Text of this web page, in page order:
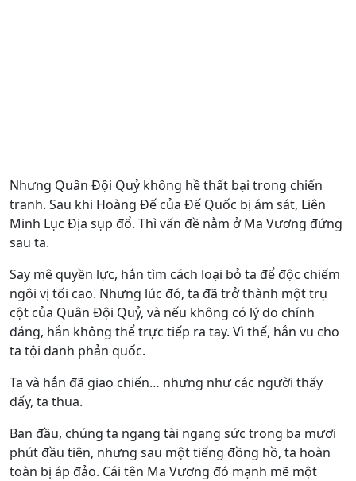
Nhưng Quân Đội Quỷ không hề thất bại trong chiến
tranh. Sau khi Hoàng Đế của Đế Quốc bị ám sát, Liên
Minh Lục Địa sụp đổ. Thì vấn đề nằm ở Ma Vương đứng
sau ta.
Say mê quyền lực, hắn tìm cách loại bỏ ta để độc chiếm
ngôi vị tối cao. Nhưng lúc đó, ta đã trở thành một trụ
cột của Quân Đội Quỷ, và nếu không có lý do chính
đáng, hắn không thể trực tiếp ra tay. Vì thế, hắn vu cho
ta tội danh phản quốc.
Ta và hắn đã giao chiến… nhưng như các người thấy
đấy, ta thua.
Ban đầu, chúng ta ngang tài ngang sức trong ba mươi
phút đầu tiên, nhưng sau một tiếng đồng hồ, ta hoàn
toàn bị áp đảo. Cái tên Ma Vương đó mạnh mẽ một